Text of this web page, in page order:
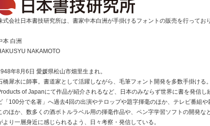
式会社日本書技研究所は、書家中本白洲が手掛けるフォントの販売を行ってお
本 白洲
NAKAMOTO
年8月6日 愛媛県松山市畑里生まれ。
橋犀水に師事。書道家として活躍しながら、毛筆フォント開発を多数手掛ける。
of Japanにて作品が紹介されるなど、日本のみならず世界に書を発信
「100分で名著」へ過去4回の出演やテロップや題字揮毫のほか、テレビ番組や
のほか、数多くの酒ボトルラベル用の揮毫作品や、ペン字学習ソフトの開発な
より一層身近に感じられるよう、日々考察・発信している。